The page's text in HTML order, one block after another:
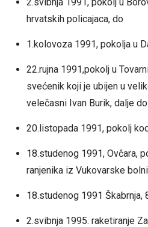
hrvatskih policajaca, do
1.kolovoza 1991, pokolja u
22.rujna 1991,pokolj u
svećenik koji je ubijen u
velečasni Ivan Burik, dalje do:
20.listopada 1991, pokolj
18.studenog 1991, Ovčara,
ranjenika iz Vukovarske
18.studenog 1991
2.svibnja 1995. raketiranje